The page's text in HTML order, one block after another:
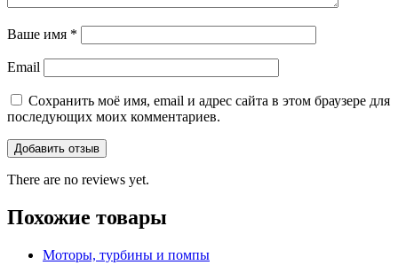
Ваше имя *
Email
Сохранить моё имя, email и адрес сайта в этом браузере для
последующих моих комментариев.
There are no reviews yet.
Похожие товары
Моторы, турбины и помпы